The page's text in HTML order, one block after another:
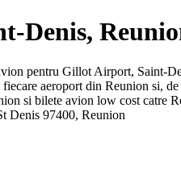
Denis,
pentru Gillot Airport, Saint-
aeroport din Reunion si,
si bilete avion low cost catre
Denis 97400, Reunion